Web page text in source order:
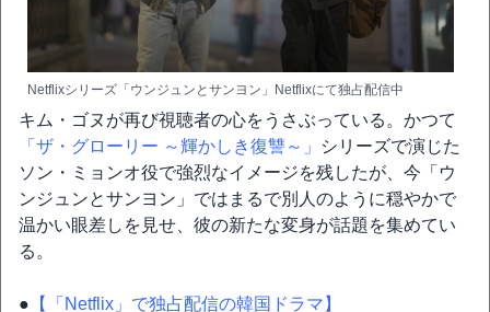
Netflixシリーズ「ウンジュンとサンヨン」Netflixにて独占配信中
キム・ゴヌが再び視聴者の心をうさぶっている。かつて
「ザ・グローリー ～輝かしき復讐～」
シリーズで演じた
ソン・ミョンオ役で強烈なイメージを残したが、今「ウ
ンジュンとサンヨン」ではまるで別人のように穏やかで
温かい眼差しを見せ、彼の新たな変身が話題を集めてい
る。
● 【「Netflix」で独占配信の韓国ドラマ】